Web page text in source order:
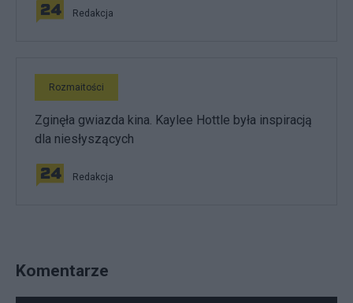
Redakcja
Rozmaitości
Zginęła gwiazda kina. Kaylee Hottle była inspiracją
dla niesłyszących
Redakcja
Komentarze